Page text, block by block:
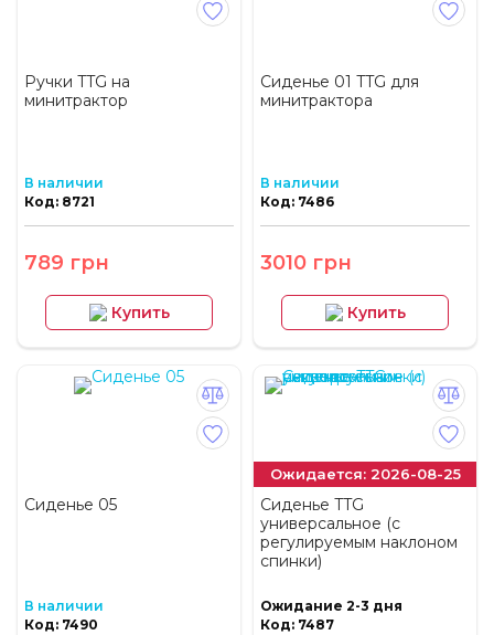
Ручки TTG на
минитрактор
В наличии
Код: 8721
789 грн
Купить
Сиденье 01 TTG для
минитрактора
В наличии
Код: 7486
3010 грн
Купить
Сиденье 05
В наличии
Код: 7490
Ожидается: 2026-08-25
Сиденье TTG
универсальное (с
регулируемым наклоном
спинки)
Ожидание 2-3 дня
Код: 7487